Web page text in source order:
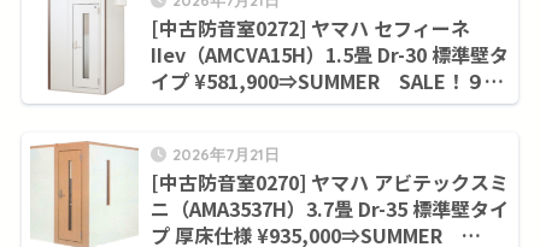
[中古防音室0272] ヤマハ セフィーネ
IIev（AMCVA15H）1.5畳 Dr-30 標準壁タ
イプ ¥581,900⇒SUMMER SALE！９月
末まで¥506,000
2026年7月21日
[中古防音室0270] ヤマハ アビテックスミ
ニ（AMA3537H）3.7畳 Dr-35 標準壁タイ
プ 厚床仕様 ¥935,000⇒SUMMER